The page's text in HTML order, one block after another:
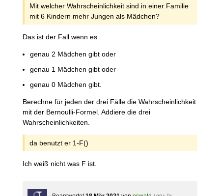
Mit welcher Wahrscheinlichkeit sind in einer Familie
mit 6 Kindern mehr Jungen als Mädchen?
Das ist der Fall wenn es
genau 2 Mädchen gibt oder
genau 1 Mädchen gibt oder
genau 0 Mädchen gibt.
Berechne für jeden der drei Fälle die Wahrscheinlichkeit
mit der Bernoulli-Formel. Addiere die drei
Wahrscheinlichkeiten.
da benutzt er 1-F()
Ich weiß nicht was F ist.